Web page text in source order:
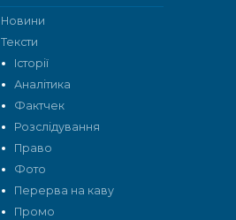
Новини
Тексти
Історії
Аналітика
Фактчек
Розслідування
Право
Фото
Перерва на каву
Промо